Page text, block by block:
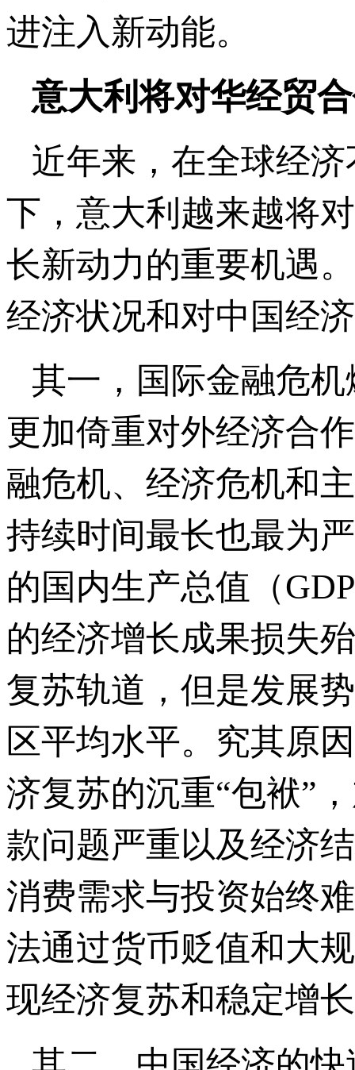
进注入新动能。
意大利将对华经贸
近年来，在全球经
下，意大利越来越将
长新动力的重要机遇
经济状况和对中国经
其一，国际金融危
更加倚重对外经济合
融危机、经济危机和
持续时间最长也最为
的国内生产总值（
的经济增长成果损失
复苏轨道，但是发展
区平均水平。究其原
济复苏的沉重“包袱”
款问题严重以及经济
消费需求与投资始终
法通过货币贬值和大
现经济复苏和稳定增